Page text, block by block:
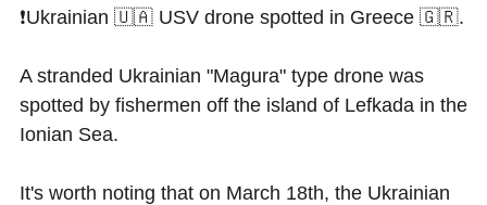
❗Ukrainian 🇺🇦 USV drone spotted in Greece 🇬🇷.
A stranded Ukrainian "Magura" type drone was
spotted by fishermen off the island of Lefkada in the
Ionian Sea.
It's worth noting that on March 18th, the Ukrainian